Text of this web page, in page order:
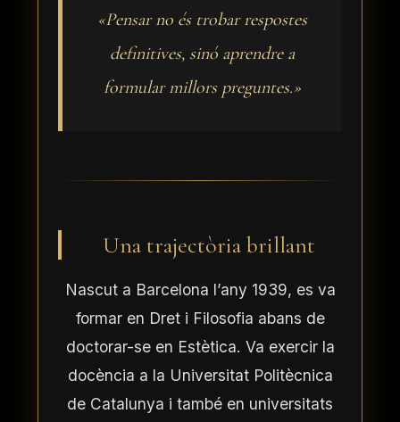
«Pensar no és trobar respostes
definitives, sinó aprendre a
formular millors preguntes.»
Una trajectòria brillant
Nascut a Barcelona l’any 1939, es va
formar en Dret i Filosofia abans de
doctorar-se en Estètica. Va exercir la
docència a la Universitat Politècnica
de Catalunya i també en universitats